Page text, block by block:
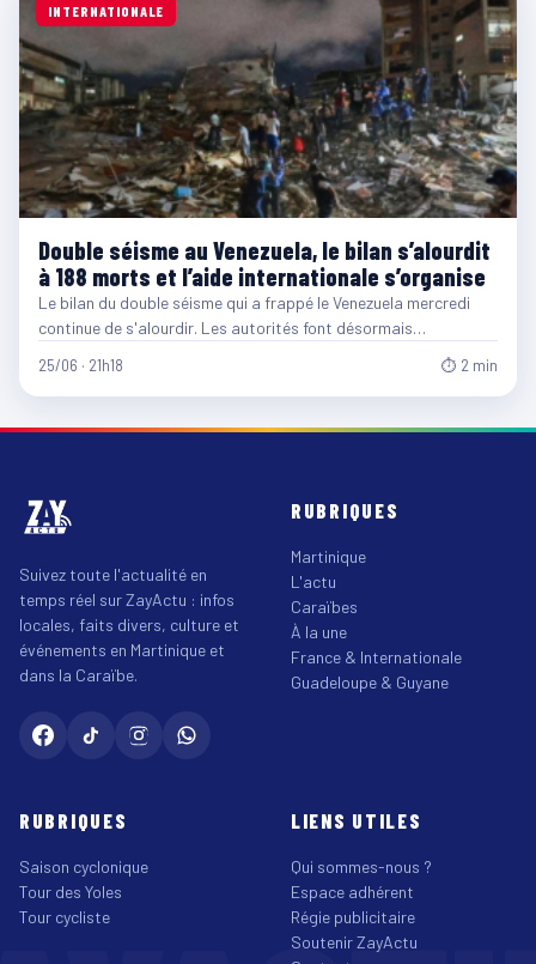
INTERNATIONALE
Double séisme au Venezuela, le bilan s’alourdit
à 188 morts et l’aide internationale s’organise
Le bilan du double séisme qui a frappé le Venezuela mercredi
continue de s'alourdir. Les autorités font désormais…
25/06 · 21h18 ⏱ 2 min
Suivez toute l'actualité en
temps réel sur ZayActu : infos
locales, faits divers, culture et
événements en Martinique et
dans la Caraïbe.
RUBRIQUES
Martinique
L'actu
Caraïbes
À la une
France & Internationale
Guadeloupe & Guyane
RUBRIQUES
Saison cyclonique
Tour des Yoles
Tour cycliste
LIENS UTILES
Qui sommes-nous ?
Espace adhérent
Régie publicitaire
Soutenir ZayActu